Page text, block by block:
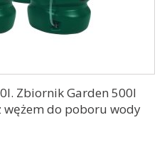
Zbiornik Garden 500l
wężem do poboru wody